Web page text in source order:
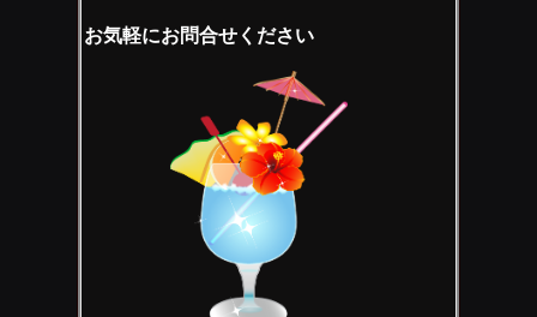
お気軽にお問合せください